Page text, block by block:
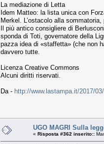
La mediazione di Letta
Idem Matteo: la lista unica con
Merkel. L’ostacolo alla
Il più antico consigliere di
sponda di Toti, governatore della
pazza idea di «staffetta» (che non
davvero tutte.
Licenza Creative Commons
Alcuni diritti riservati.
Da - http://www.lastampa.it/2017/
UGO MAGRI Sulla
« Risposta #362 inserito::